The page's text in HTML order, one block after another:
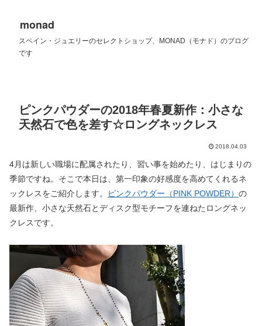
monad
スペイン・ジュエリーのセレクトショップ、MONAD（モナド）のブログ
です
ピンクパウダーの2018年春夏新作：小さな
天然石で色を差す☆ロングネックレス
2018.04.03
4月は新しい職場に配属されたり、習い事を始めたり、はじまりの
季節ですね。そこで本日は、第一印象の好感度を高めてくれるネ
ックレスをご紹介します。
ピンクパウダー（PINK POWDER） の
最新作、小さな天然石とディスク型モチーフを連ねたロングネッ
クレスです。